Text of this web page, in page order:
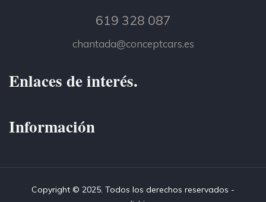
619 328 087
chantada@conceptcars.es
Enlaces de interés.
Información
Copyright © 2025. Todos los derechos reservados -